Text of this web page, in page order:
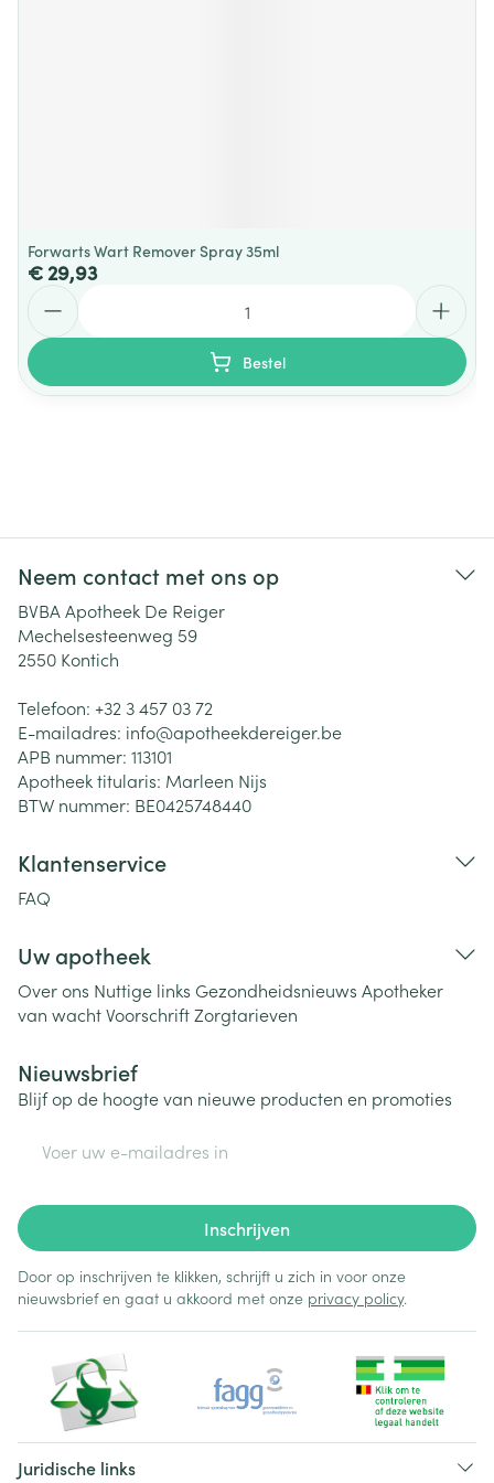
Forwarts Wart Remover Spray 35ml
€ 29,93
Bestel
Neem contact met ons op
BVBA Apotheek De Reiger
Mechelsesteenweg 59
2550 Kontich
Telefoon: +32 3 457 03 72
E-mailadres: info@apotheekdereiger.be
APB nummer: 113101
Apotheek titularis: Marleen Nijs
BTW nummer: BE0425748440
Klantenservice
FAQ
Uw apotheek
Over ons Nuttige links Gezondheidsnieuws Apotheker
van wachtVoorschriftZorgtarieven
Nieuwsbrief
Blijf op de hoogte van nieuwe producten en promoties
Inschrijven
Door op inschrijven te klikken, schrijft u zich in voor onze
nieuwsbrief en gaat u akkoord met onze privacy policy.
Juridische links